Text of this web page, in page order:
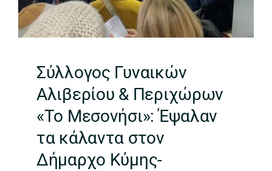
Σύλλογος Γυναικών
Αλιβερίου & Περιχώρων
«Το Μεσονήσι»: Έψαλαν
τα κάλαντα στον
Δήμαρχο Κύμης-